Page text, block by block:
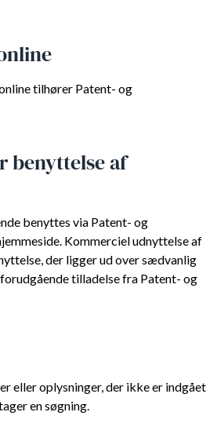
tilhører Patent- og
benyttelse af
benyttes via Patent- og
Kommerciel udnyttelse af
der ligger ud over sædvanlig
tilladelse fra Patent- og
eller oplysninger, der ikke er indgået
en søgning.